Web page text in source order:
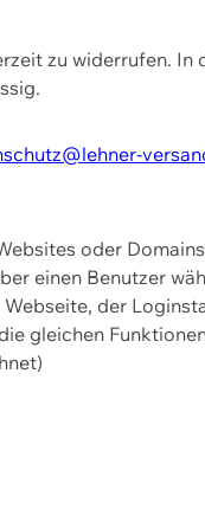
zu widerrufen.
oder
einen Benutzer
der
gleichen